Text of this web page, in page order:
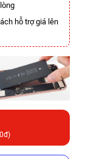
hỗ trợ giá lên